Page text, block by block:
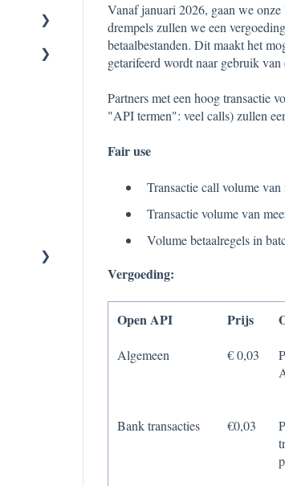
Vanaf januari 2026, gaan we
drempels zullen we een
betaalbestanden. Dit maakt het
getarifeerd wordt naar gebruik
Partners met een hoog transactie
"API termen": veel calls) zullen
Fair use
Transactie call volume
Transactie volume van
Volume betaalregels in
Vergoeding:
Open API Prijs
Algemeen € 0,03
Bank transacties €0,03